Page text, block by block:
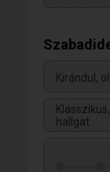
Kirándul,
hallgat